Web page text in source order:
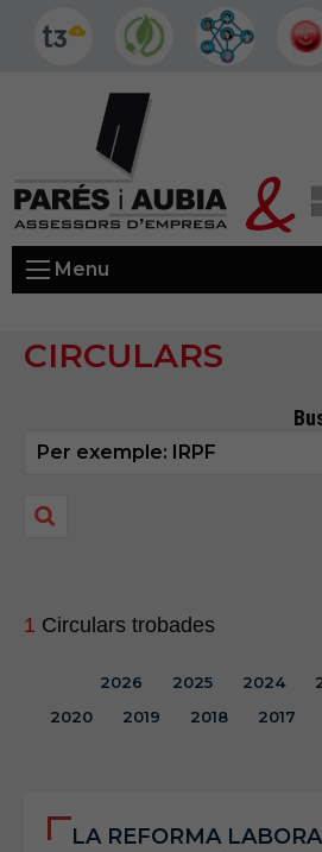
Menu
CIRCULARS
1 Circulars trobades
2026 2025 2024
2020
2019 2018 2017
LA REFORMA